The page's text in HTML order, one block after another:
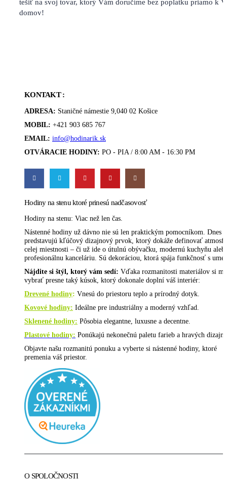
tešiť na svoj tovar, ktorý Vám doručíme bez poplatku priamo k
domov!
KONTAKT :
ADRESA: Staničné námestie 9,040 02 Košice
MOBIL: +421 903 685 767
EMAIL: info@hodinarik.sk
OTVÁRACIE HODINY: PO - PIA / 8:00 AM - 16:30 PM
Hodiny na stenu ktoré prinesú nadčasovosť
Hodiny na stenu: Viac než len čas.
Nástenné hodiny už dávno nie sú len praktickým pomocníkom. Dnes
predstavujú kľúčový dizajnový prvok, ktorý dokáže definovať
celej miestnosti – či už ide o útulnú obývačku, modernú kuchyňu
profesionálnu kanceláriu. Sú dekoráciou, ktorá spája funkčnosť s
Nájdite si štýl, ktorý vám sedí: Vďaka rozmanitosti materiálov si
vybrať presne taký kúsok, ktorý dokonale doplní váš interiér:
Drevené hodiny: Vnesú do priestoru teplo a prírodný dotyk.
Kovové hodiny: Ideálne pre industriálny a moderný vzhľad.
Sklenené hodiny: Pôsobia elegantne, luxusne a decentne.
Plastové hodiny: Ponúkajú nekonečnú paletu farieb a hravých
Objavte našu rozmanitú ponuku a vyberte si nástenné hodiny, ktoré
premenia váš priestor.
O SPOLOČNOSTI